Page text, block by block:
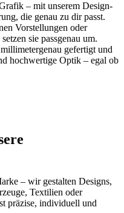
– mit unserem Design-
die genau zu dir passt.
Vorstellungen oder
sie passgenau um.
gefertigt und
hochwertige Optik – egal ob
– wir gestalten Designs,
Textilien oder
präzise, individuell und